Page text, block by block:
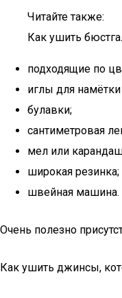
Читайте также:
Как ушить
подходящие по
иглы для намётки
булавки;
сантиметровая
мел или
широкая резинка;
швейная машина.
Очень полезно
Как ушить джинсы,